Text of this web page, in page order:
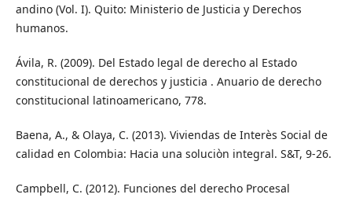
andino (Vol. I). Quito: Ministerio de Justicia y Derechos
humanos.
Ávila, R. (2009). Del Estado legal de derecho al Estado
constitucional de derechos y justicia . Anuario de derecho
constitucional latinoamericano, 778.
Baena, A., & Olaya, C. (2013). Viviendas de Interès Social de
calidad en Colombia: Hacia una soluciòn integral. S&T, 9-26.
Campbell, C. (2012). Funciones del derecho Procesal